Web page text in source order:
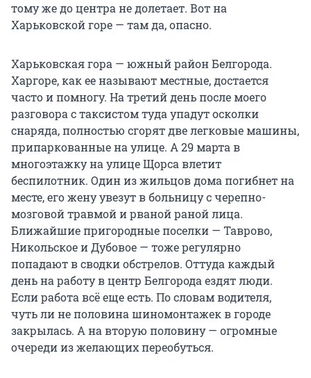
тому же до центра не долетает. Вот на
Харьковской горе — там да, опасно.
Харьковская гора — южный район Белгорода.
Харгоре, как ее называют местные, достается
часто и помногу. На третий день после моего
разговора с таксистом туда упадут осколки
снаряда, полностью сгорят две легковые машины,
припаркованные на улице. А 29 марта в
многоэтажку на улице Щорса влетит
беспилотник. Один из жильцов дома погибнет на
месте, его жену увезут в больницу с черепно-
мозговой травмой и рваной раной лица.
Ближайшие пригородные поселки — Таврово,
Никольское и Дубовое — тоже регулярно
попадают в сводки обстрелов. Оттуда каждый
день на работу в центр Белгорода ездят люди.
Если работа всё еще есть. По словам водителя,
чуть ли не половина шиномонтажек в городе
закрылась. А на вторую половину — огромные
очереди из желающих переобуться.